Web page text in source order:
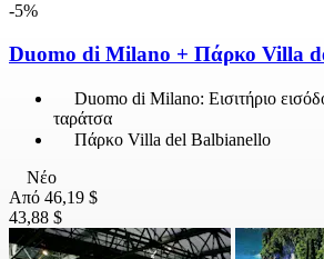
-5%
Duomo di Milano + Πάρκο Villa
Duomo di Milano: Εισιτήριο
ταράτσα
Πάρκο Villa del Balbianello
Νέο
Από 46,19 $
43,88 $